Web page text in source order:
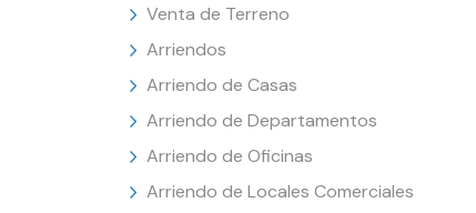
Venta de Terreno
Arriendos
Arriendo de Casas
Arriendo de Departamentos
Arriendo de Oficinas
Arriendo de Locales Comerciales